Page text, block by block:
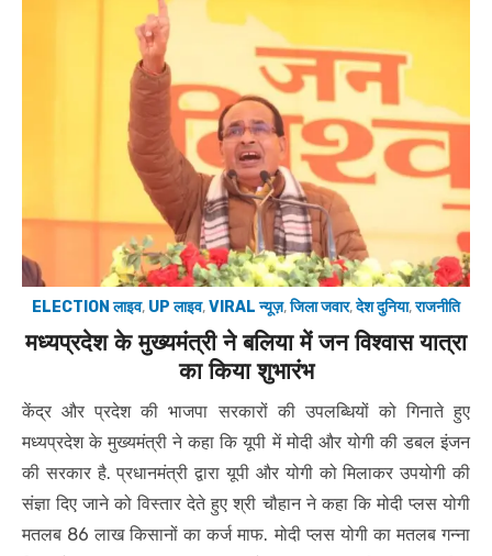
ELECTION लाइव, UP लाइव,VIRAL न्यूज़,जिला जवार,देश दुनिया,राजनीति
मध्यप्रदेश के मुख्यमंत्री ने बलिया में जन विश्वास यात्रा
का किया शुभारंभ
केंद्र और प्रदेश की भाजपा सरकारों की उपलब्धियों को गिनाते हुए
मध्यप्रदेश के मुख्यमंत्री ने कहा कि यूपी में मोदी और योगी की डबल इंजन
की सरकार है. प्रधानमंत्री द्वारा यूपी और योगी को मिलाकर उपयोगी की
संज्ञा दिए जाने को विस्तार देते हुए श्री चौहान ने कहा कि मोदी प्लस योगी
मतलब 86 लाख किसानों का कर्ज माफ. मोदी प्लस योगी का मतलब गन्ना